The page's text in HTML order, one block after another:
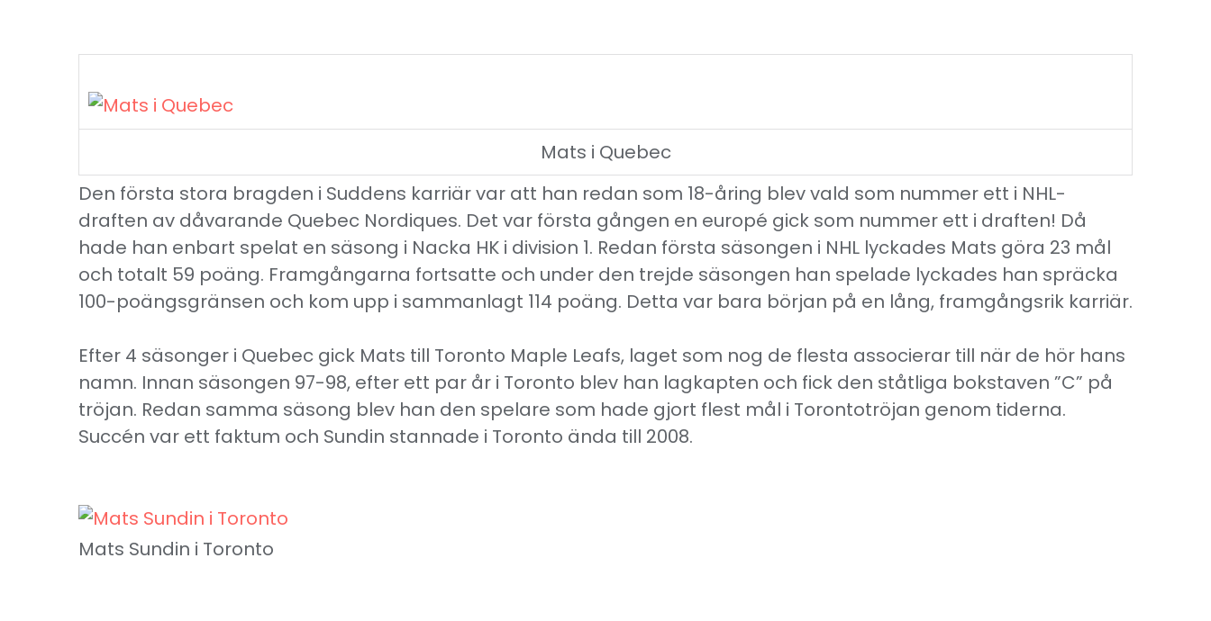
Mats i Quebec
Den första stora bragden i Suddens karriär var att han redan som 18-åring blev vald som nummer ett i NHL-
draften av dåvarande Quebec Nordiques. Det var första gången en europé gick som nummer ett i draften! Då
hade han enbart spelat en säsong i Nacka HK i division 1. Redan första säsongen i NHL lyckades Mats göra 23 mål
och totalt 59 poäng. Framgångarna fortsatte och under den trejde säsongen han spelade lyckades han spräcka
100-poängsgränsen och kom upp i sammanlagt 114 poäng. Detta var bara början på en lång, framgångsrik karriär.
Efter 4 säsonger i Quebec gick Mats till Toronto Maple Leafs, laget som nog de flesta associerar till när de hör hans
namn. Innan säsongen 97-98, efter ett par år i Toronto blev han lagkapten och fick den ståtliga bokstaven ”C” på
tröjan. Redan samma säsong blev han den spelare som hade gjort flest mål i Torontotröjan genom tiderna.
Succén var ett faktum och Sundin stannade i Toronto ända till 2008.
Mats Sundin i Toronto